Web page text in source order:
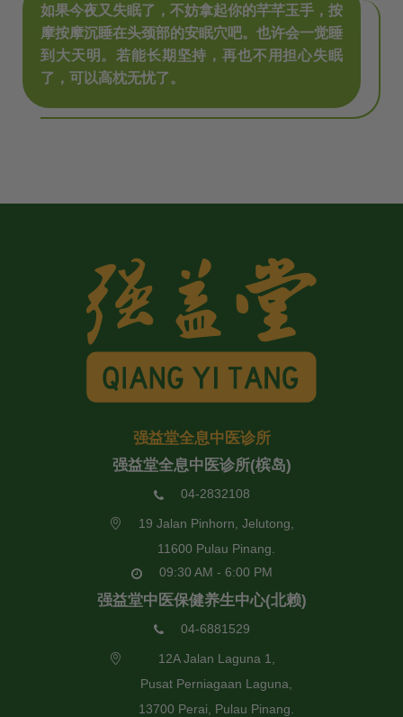
如果今夜又失眠了，不妨拿起你的芊芊玉手，按
摩按摩沉睡在头颈部的安眠穴吧。也许会一觉睡
到大天明。若能长期坚持，再也不用担心失眠
了，可以高枕无忧了。
强益堂全息中医诊所
强益堂全息中医诊所(槟岛)
04-2832108
19 Jalan Pinhorn, Jelutong,
11600 Pulau Pinang.
09:30 AM - 6:00 PM
强益堂中医保健养生中心(北赖)
04-6881529
12A Jalan Laguna 1,
Pusat Perniagaan Laguna,
13700 Perai, Pulau Pinang.